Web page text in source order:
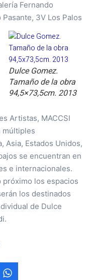
Fernando
3V Los Palos
Dulce Gomez.
Tamaño de la obra
94,5×73,5cm. 2013
Artistas, MACCSI
múltiples
Asia, Estados Unidos,
se encuentran en
e internacionales.
próximo los espacios
los destinados
de Dulce